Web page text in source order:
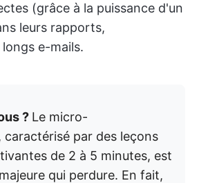
(grâce à la puissance d'un
leurs rapports,
e-mails.
? Le micro-
caractérisé par des leçons
de 2 à 5 minutes, est
qui perdure. En fait,